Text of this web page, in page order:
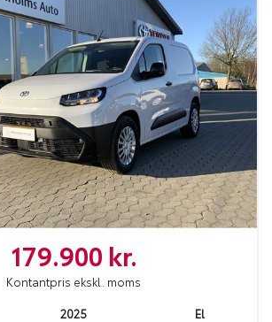
179.900 kr.
Kontantpris ekskl. moms
2025 El